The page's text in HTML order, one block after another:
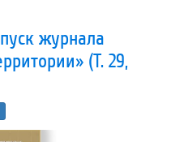
журнала
(Т. 29,